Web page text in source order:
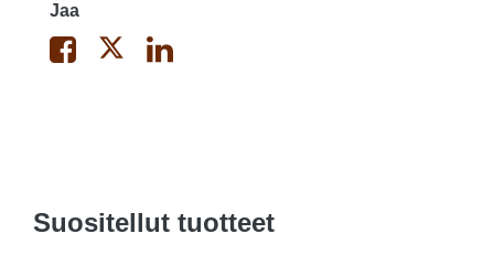
Jaa
Suositellut tuotteet